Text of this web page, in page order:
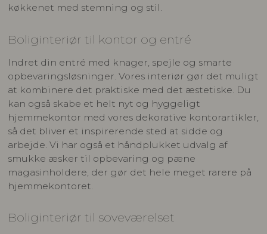
køkkenet med stemning og stil.
Boliginteriør til kontor og entré
Indret din entré med knager, spejle og smarte
opbevaringsløsninger. Vores interiør gør det muligt
at kombinere det praktiske med det æstetiske. Du
kan også skabe et helt nyt og hyggeligt
hjemmekontor med vores dekorative kontorartikler,
så det bliver et inspirerende sted at sidde og
arbejde. Vi har også et håndplukket udvalg af
smukke æsker til opbevaring og pæne
magasinholdere, der gør det hele meget rarere på
hjemmekontoret.
Boliginteriør til soveværelset